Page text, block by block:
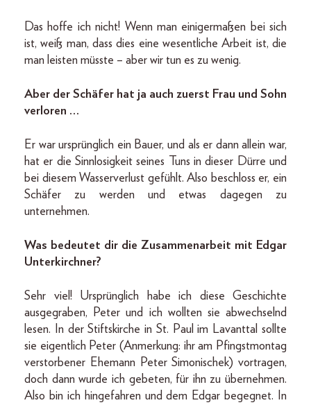
Das hoffe ich nicht! Wenn man einigermaßen bei sich
ist, weiß man, dass dies eine wesentliche Arbeit ist, die
man leisten müsste – aber wir tun es zu wenig.
Aber der Schäfer hat ja auch zuerst Frau und Sohn
verloren …
Er war ursprünglich ein Bauer, und als er dann allein war,
hat er die Sinnlosigkeit seines Tuns in dieser Dürre und
bei diesem Wasserverlust gefühlt. Also beschloss er, ein
Schäfer zu werden und etwas dagegen zu
unternehmen.
Was bedeutet dir die Zusammenarbeit mit Edgar
Unterkirchner?
Sehr viel! Ursprünglich habe ich diese Geschichte
ausgegraben, Peter und ich wollten sie abwechselnd
lesen. In der Stiftskirche in St. Paul im Lavanttal sollte
sie eigentlich Peter (Anmerkung: ihr am Pfingstmontag
verstorbener Ehe­mann Peter Simonischek) vortragen,
doch dann wurde ich gebeten, für ihn zu übernehmen.
Also bin ich hingefahren und dem Edgar begegnet. In